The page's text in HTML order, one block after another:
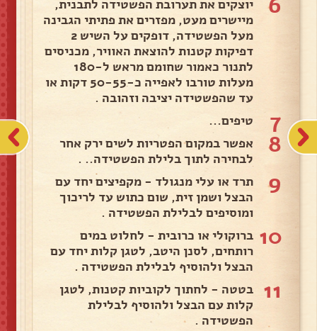
יוצקים את תערובת הפשטידה לתבנית,
מיישרים מעט, מפזרים את פתיתי הגבינה
מעל הפשטידה, דופקים על השיש 2
דפיקות קטנות להוצאת האוויר, מכניסים
לתנור כאמור שחומם מראש ל-180
מעלות טורבו לאפייה כ-50-55 דקות או
עד שהפשטידה יציבה וזהובה .
7 טיפים...
8
אפשר במקום הפטריות לשים ירק אחר
לבחירה לתוך בלילת הפשטידה.. .
9
תרד או עלי מנגולד - מקפיצים יחד עם
הבצל ושמן זית, שום כתוש עד לריכוך
ומוסיפים לבלילת הפשטידה .
10 ברוקולי או כרובית - לחלוט במים
רותחים, לסנן היטב, לטגן קלות יחד עם
הבצל ולהוסיף לבלילת הפשטידה .
11
בטטה - לחתוך לקוביות קטנות, לטגן
קלות עם הבצל ולהוסיף לבלילת
הפשטידה .